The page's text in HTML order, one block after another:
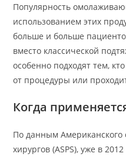
Популярность
использованием этих
больше и больше
вместо классической
особенно подходят тем,
от процедуры или
Когда
По данным Американского
хирургов (ASPS), уже в